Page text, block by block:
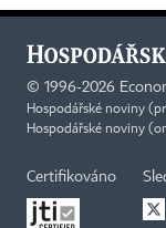
© 1996-2026
Hospodářské noviny
Hospodářské noviny
Certifikováno